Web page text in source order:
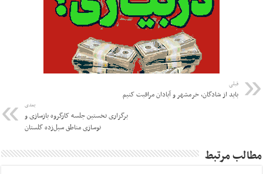
قبلی
باید از شادگان، خرمشهر و آبادان مراقبت کنیم
بعدی
برگزاری نخستین جلسه کارگروه بازسازی و
نوسازی مناطق سیل‌زده گلستان
مطالب مرتبط